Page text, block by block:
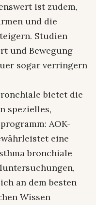
ist zudem,
und die
Studien
und Bewegung
sogar verringern
bietet die
spezielles,
AOK-
eine
bronchiale
an dem besten
Wissen